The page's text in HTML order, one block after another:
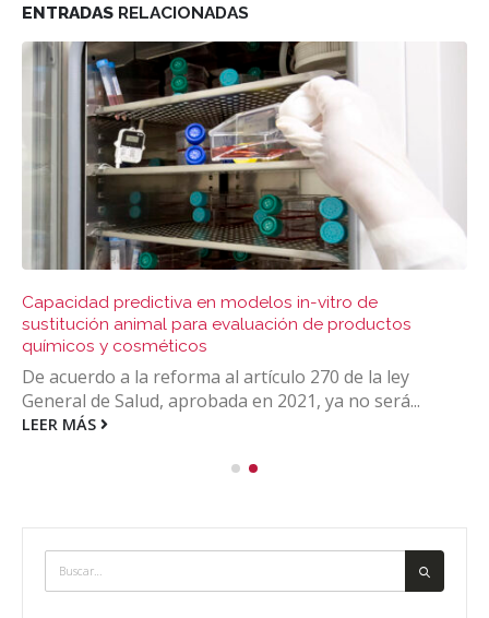
ENTRADAS RELACIONADAS
Capacidad predictiva en modelos in-vitro de
sustitución animal para evaluación de productos
químicos y cosméticos
De acuerdo a la reforma al artículo 270 de la ley
General de Salud, aprobada en 2021, ya no será...
LEER MÁS